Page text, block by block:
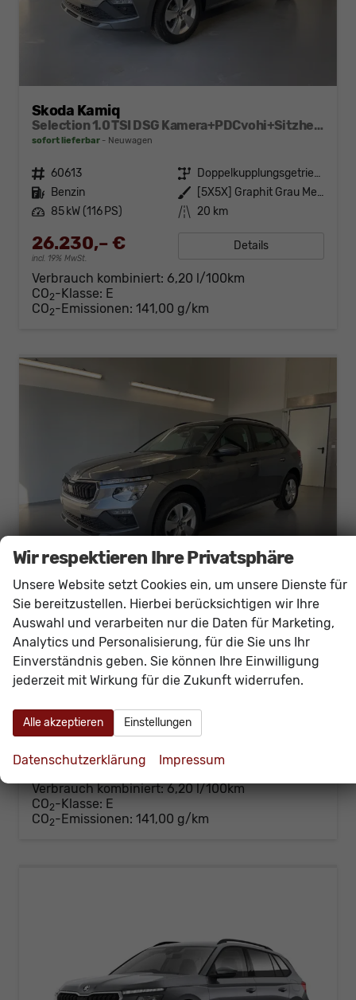
Skoda Kamiq
Selection 1.0 TSI DSG Kamera+PDCvohi+Sitzheizung+AppConnect+Sunset+Alu16
sofort lieferbar Neuwagen
Fahrzeugnr. 60613 Getriebe
Doppelkupplungsgetriebe (DSG)
Kraftstoff Benzin Außenfarbe
[5X5X] Graphit Grau Metallic
Leistung 85 kW (116 PS) Kilometerstand 20 km
26.230,– €
incl. 19% MwSt.
Details
Verbrauch kombiniert: 6,20 l/100km
CO2-Klasse: E
CO2-Emissionen: 141,00 g/km
Skoda Kamiq
sofort lieferbar
Fahrzeugnr. 60614 Getriebe
Leistung 85 kW (116 PS) Kilometerstand
26.230,– €
Verbrauch kombiniert:6,20 l/100km
CO2-Klasse: E
CO2-Emissionen: 141,00 g/km
Wir respektieren Ihre Privatsphäre
Unsere Website setzt Cookies ein, um unsere Dienste für
Sie bereitzustellen. Hierbei berücksichtigen wir Ihre
Auswahl und verarbeiten nur die Daten für Marketing,
Analytics und Personalisierung, für die Sie uns Ihr
Einverständnis geben. Sie können Ihre Einwilligung
jederzeit mit Wirkung für die Zukunft widerrufen.
Alle akzeptieren Einstellungen
Datenschutzerklärung Impressum